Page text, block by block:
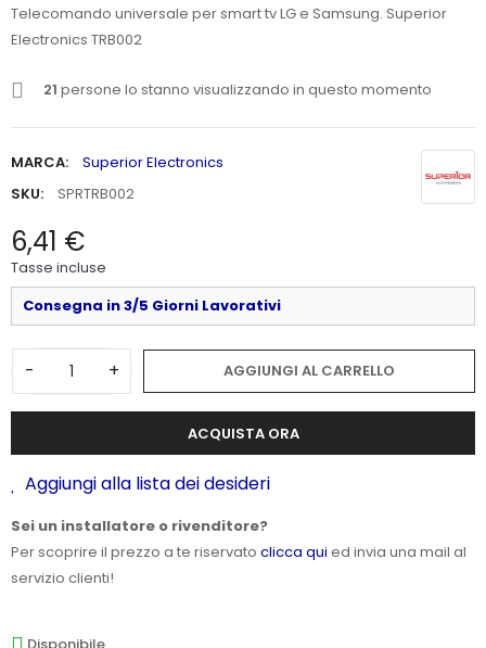
Telecomando universale per smart tv LG e Samsung. Superior
Electronics TRB002
21 persone lo stanno visualizzando in questo momento
MARCA:
Superior Electronics
SKU:
SPRTRB002
6,41 €
Tasse incluse
Consegna in 3/5 Giorni Lavorativi
- + AGGIUNGI AL CARRELLO
ACQUISTA ORA
Aggiungi alla lista dei desideri
Sei un installatore o rivenditore?
Per scoprire il prezzo a te riservato clicca qui ed invia una mail al
servizio clienti!